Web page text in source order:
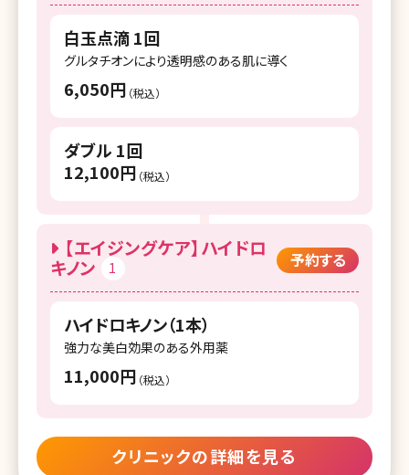
湘南美容クリニック 甲府院
湘南美容クリニック 長野院
湘南美容クリニック 岐阜院
湘南美容クリニック 静岡南口院
湘南美容クリニック 名古屋駅本院
湘南美容クリニック 名古屋院
湘南美容クリニック 名古屋栄院
湘南美容クリニック 金山院
湘南美容クリニック 豊田院
湘南美容クリニック 四日市院
白玉点滴 1回
グルタチオンにより透明感のある肌に導く
6,050円 （税込）
ダブル 1回
12,100円 （税込）
【エイジングケア】ハイドロ
キノン
1 予約する
ハイドロキノン（1本）
強力な美白効果のある外用薬
11,000円 （税込）
クリニックの詳細を見る